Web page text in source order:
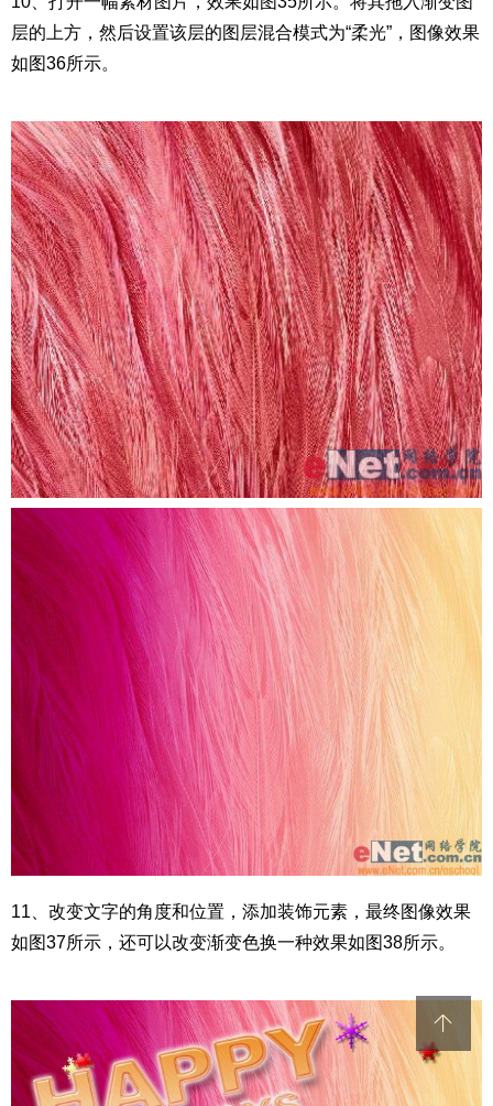
层的上方，然后设置该层的图层混合模式为“柔光”，图像效果
如图36所示。
11、改变文字的角度和位置，添加装饰元素，最终图像效果
如图37所示，还可以改变渐变色换一种效果如图38所示。